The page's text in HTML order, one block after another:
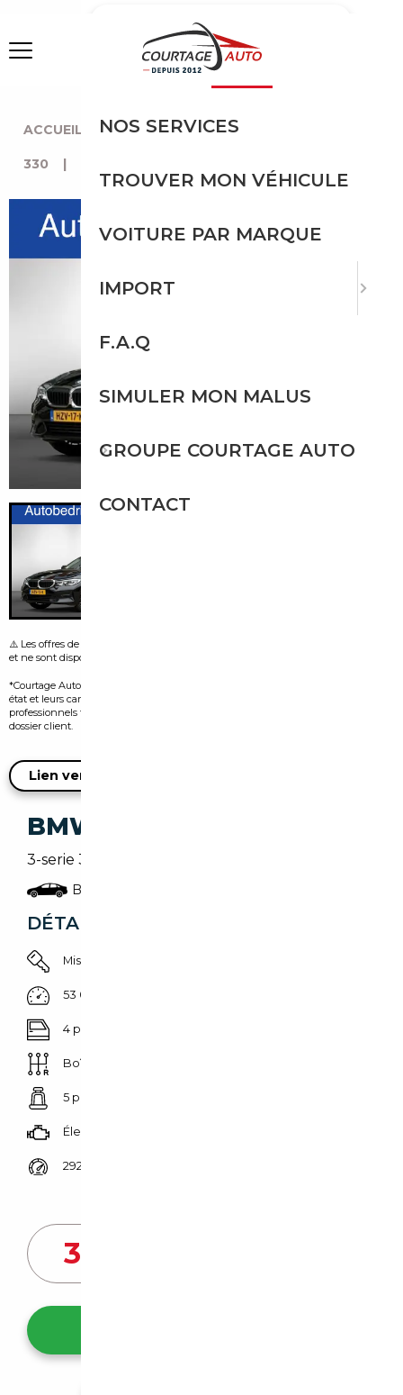
ACCUEIL TOUTES LES MARQUES
330 |
⚠️ Les offres de leasing visibles sur certaines images sont fournies par le vendeur
et ne sont disponibles que dans le pays d’origine de l’annonce.
*Courtage Auto n’est pas vendeur des véhicules présentés. Leur disponibilité, leur
état et leurs caractéristiques dépendent exclusivement des vendeurs
professionnels tiers et doivent être confirmés auprès d’eux lors de l’ouverture du
dossier client.
Lien vers l'annonce du vendeur
BMW 330
3-serie 330e | Navi | Stoelverwarming | Sfeer
Berline
DÉTAILS DU VÉHICULE
Mise en circulation 01/02/2022
53 081 km
4 portes
Boîte automatique
5 places
Électrique/Essence
292 CH (215 kW)
31 750
MENU
NOS SERVICES
TROUVER MON VÉHICULE
VOITURE PAR MARQUE
IMPORT
F.A.Q
SIMULER MON MALUS
GROUPE COURTAGE AUTO
CONTACT